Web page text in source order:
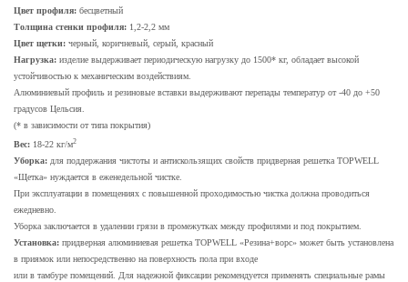
Цвет профиля: бесцветный
Толщина стенки профиля: 1,2-2,2 мм
Цвет щетки: черный, коричневый, серый, красный
Нагрузка: изделие выдерживает периодическую нагрузку до 1500* кг, обладает высокой
устойчивостью к механическим воздействиям.
Алюминиевый профиль и резиновые вставки выдерживают перепады температур от -40 до +50
градусов Цельсия.
(* в зависимости от типа покрытия)
Вес: 18-22 кг/м2
Уборка: для поддержания чистоты и антискользящих свойств придверная решетка TOPWELL
«Щетка» нуждается в еженедельной чистке.
При эксплуатации в помещениях с повышенной проходимостью чистка должна проводиться
ежедневно.
Уборка заключается в удалении грязи в промежутках между профилями и под покрытием.
Установка: придверная алюминиевая решетка TOPWELL «Резина+ворс» может быть установлена
в приямок или непосредственно на поверхность пола при входе
или в тамбуре помещений. Для надежной фиксации рекомендуется применять специальные рамы